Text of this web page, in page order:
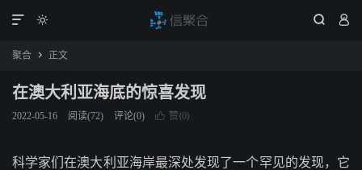
  

聚合  正文
在澳大利亚海底的惊喜发现
2022-05-16 阅读(72) 评论(0)  赞(0)
科学家们在澳大利亚海岸最深处发现了一个罕见的发现，它